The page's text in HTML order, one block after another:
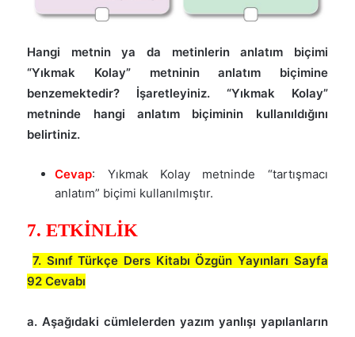
Hangi metnin ya da metinlerin anlatım biçimi
“Yıkmak Kolay” metninin anlatım biçimine
benzemektedir? İşaretleyiniz. “Yıkmak Kolay”
metninde hangi anlatım biçiminin kullanıldığını
belirtiniz.
Cevap: Yıkmak Kolay metninde “tartışmacı
anlatım” biçimi kullanılmıştır.
7. ETKİNLİK
7. Sınıf Türkçe Ders Kitabı Özgün Yayınları Sayfa
92 Cevabı
a. Aşağıdaki cümlelerden yazım yanlışı yapılanların